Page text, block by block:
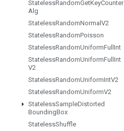
StatelessRandomGetKeyCounter
Alg
StatelessRandomNormal V2
StatelessRandomPoisson
StatelessRandomUniformFull Int
StatelessRandomUniformFull Int
V2
StatelessRandomUniformIntV2
StatelessRandomUniformV2
StatelessSampleDistorted
BoundingBox
StatelessShuffle